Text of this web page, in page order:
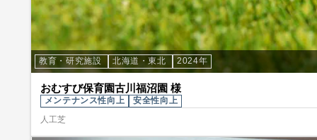
教育・研究施設 北海道・東北 2024年
おむすび保育園古川福沼園 様
メンテナンス性向上
安全性向上
人工芝